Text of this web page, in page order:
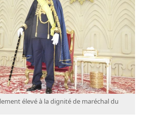
élevé à la dignité de maréchal du